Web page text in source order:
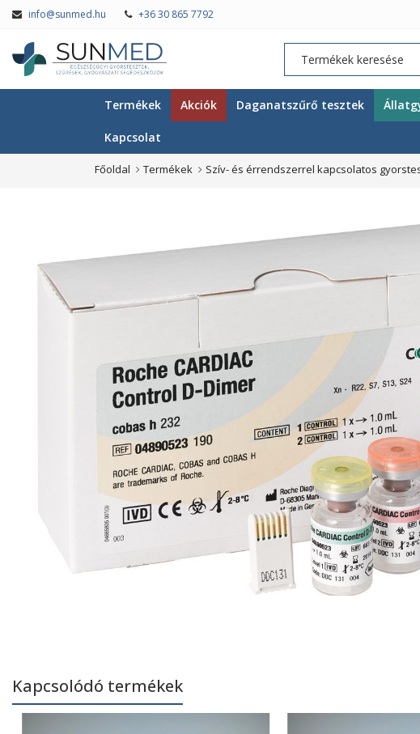
info@sunmed.hu +36 30 865 7792
Termékek Akciók Daganatszűrő tesztek
Kapcsolat
Főoldal Termékek Szív- és érrendszerrel kapcsolatos
Kapcsolódó termékek